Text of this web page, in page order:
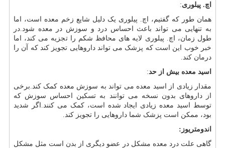
اچ. پیلوری:
همان طور که گفتیم، اچ. پیلوری یک دلیل شایع زخم معده است، اما
به تنهایی می تواند باعث احساس درد و سوزش در معده شود.در
طول زمان، اچ. پیلوری لایه های محافظ شکم را تجزیه می کند، اما
خبر خوب این است که پزشک می تواند داروهایی تجویز کند که آن را
درمان کند.
اسید معده بیش از حد:
مقدار زیادی از اسید معده می تواند به سوزش معده کمک کند.برخی
از داروهای بدون نسخه می توانند به تسکین احساس سوزش که
توسط اسید معده زیادی ایجاد شده است، کمک می کنند.اگر شدید
بود، ممکن است پزشک شما داروهایی را تجویز کند.
اندومتریوز:
گاهی علت درد معده مشکل در عضو دیگری از بدن است مثل مشکل